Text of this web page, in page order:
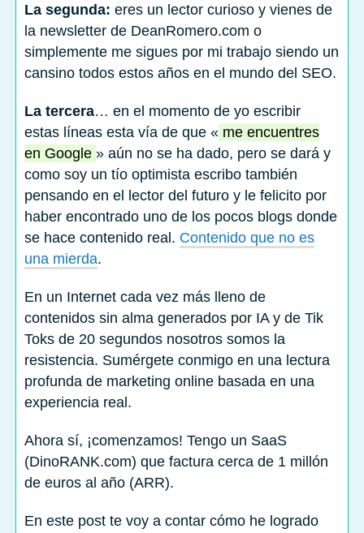
La segunda: eres un lector curioso y vienes de
la newsletter de DeanRomero.com o
simplemente me sigues por mi trabajo siendo un
cansino todos estos años en el mundo del SEO.
La tercera… en el momento de yo escribir
estas líneas esta vía de que « me encuentres
en Google» aún no se ha dado, pero se dará y
como soy un tío optimista escribo también
pensando en el lector del futuro y le felicito por
haber encontrado uno de los pocos blogs donde
se hace contenido real. Contenido que no es
una mierda.
En un Internet cada vez más lleno de
contenidos sin alma generados por IA y de Tik
Toks de 20 segundos nosotros somos la
resistencia. Sumérgete conmigo en una lectura
profunda de marketing online basada en una
experiencia real.
Ahora sí, ¡comenzamos! Tengo un SaaS
(DinoRANK.com) que factura cerca de 1 millón
de euros al año (ARR).
En este post te voy a contar cómo he logrado